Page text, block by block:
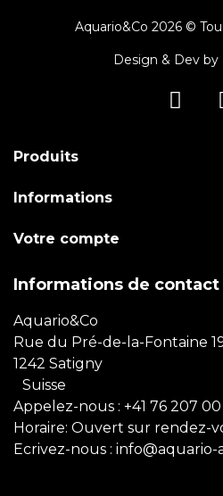
Aquario&Co 2026 ©
Design & Dev by
Produits
Informations
Votre compte
Informations de contact
Aquario&Co
Rue du Pré-de-la-Fontaine
1242 Satigny
Suisse
Appelez-nous : +41 76 207
Horaire: Ouvert sur rendez-
Ecrivez-nous : info@aquario-